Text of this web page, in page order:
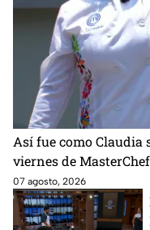
Así fue como Claudia
viernes de
07 agosto, 2026